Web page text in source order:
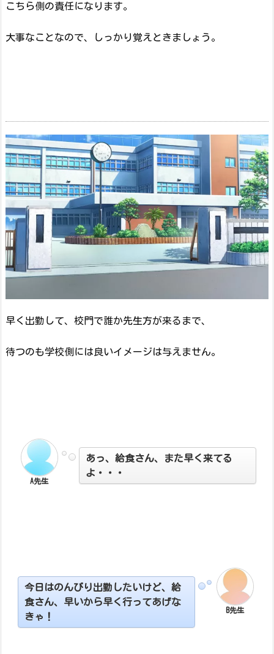
こちら側の責任になります。
大事なことなので、しっかり覚えときましょう。
早く出勤して、校門で誰か先生方が来るまで、
待つのも学校側には良いイメージは与えません。
A先生
あっ、給食さん、また早く来てる
よ・・・
B先生
今日はのんびり出勤したいけど、給
食さん、早いから早く行ってあげな
きゃ！